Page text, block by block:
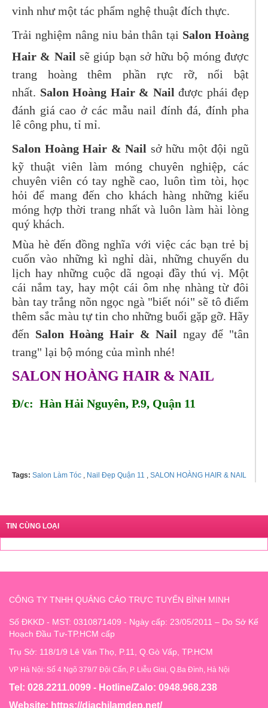
vinh như một tác phẩm nghệ thuật đích thực.
Trải nghiệm nâng niu bản thân tại Salon Hoàng
Hair & Nail sẽ giúp bạn sở hữu bộ móng được
trang hoàng thêm phần rực rỡ, nổi bật
nhất. Salon Hoàng Hair & Nail được phái đẹp
đánh giá cao ở các mẫu nail đính đá, đính pha
lê công phu, tỉ mỉ.
Salon Hoàng Hair & Nail sở hữu một đội ngũ
kỹ thuật viên làm móng chuyên nghiệp, các
chuyên viên có tay nghề cao, luôn tìm tòi, học
hỏi để mang đến cho khách hàng những kiểu
móng hợp thời trang nhất và luôn làm hài lòng
quý khách.
Mùa hè đến đồng nghĩa với việc các bạn trẻ bị
cuốn vào những kì nghỉ dài, những chuyến du
lịch hay những cuộc dã ngoại đầy thú vị. Một
cái nắm tay, hay một cái ôm nhẹ nhàng từ đôi
bàn tay trắng nõn ngọc ngà "biết nói" sẽ tô điểm
thêm sắc màu tự tin cho những buổi gặp gỡ. Hãy
đến Salon Hoàng Hair & Nail ngay để "tân
trang" lại bộ móng của mình nhé!
SALON HOÀNG HAIR & NAIL
Đ/c: Hàn Hải Nguyên, P.9, Quận 11
Tags: Salon Làm Tóc , Nail Đẹp Quận 11 , SALON HOÀNG HAIR & NAIL
TIN CÙNG LOẠI
CÔNG TY TNHH QUẢNG CÁO TRỰC TUYẾN BÌNH MINH
Số ĐKKD - MST: 0310871409 - Ngày cấp: 23/05/2011 – Do Sở Kế
Hoạch Đầu Tư-TP.HCM cấp
Trụ Sở: 118/1/9 Lê Văn Thọ, P.11, Q.Gò Vấp, TP.HCM
VP Hà Nội: Số 4 Ngõ 379/7 Đội Cấn, P. Liễu Giai, Q.Ba Đình, Hà Nội
Tel: 028.2211.0099 - Hotline/Zalo: 0948.968.238
Website: https://diachilamdep.net/